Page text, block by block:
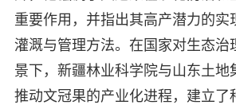
重要作用，并指出其高产潜力的实
灌溉与管理方法。在国家对生态治
景下，新疆林业科学院与山东土地
推动文冠果的产业化进程，建立了